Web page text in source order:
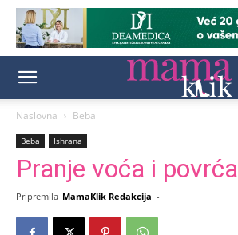
Naslovna Beba
Beba Ishrana
Pranje voća i povrća
Pripremila MamaKlik Redakcija -